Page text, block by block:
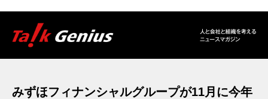
みずほフィナンシャルグループが11月に今年